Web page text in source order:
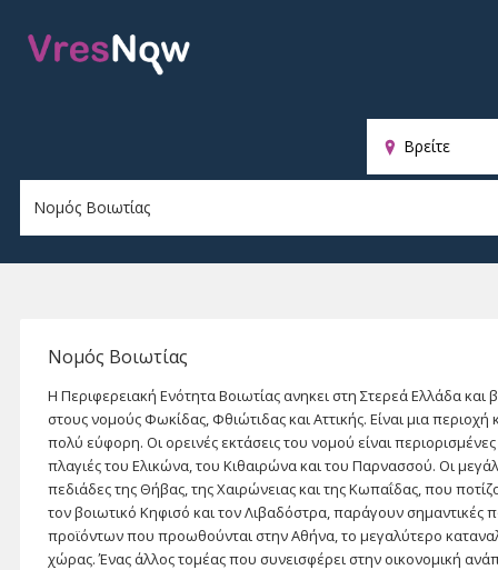
Νομός Βοιωτίας
Η Περιφερειακή Ενότητα Βοιωτίας ανηκει στη Στερεά Ελλάδα και
στους νομούς Φωκίδας, Φθιώτιδας και Αττικής. Είναι μια περιοχή
πολύ εύφορη. Οι ορεινές εκτάσεις του νομού είναι περιορισμένες
πλαγιές του Ελικώνα, του Κιθαιρώνα και του Παρνασσού. Οι
πεδιάδες της Θήβας, της Χαιρώνειας και της Κωπαΐδας, που
τον βοιωτικό Κηφισό και τον Λιβαδόστρα, παράγουν σημαντικές
προϊόντων που προωθούνται στην Αθήνα, το μεγαλύτερο
χώρας. Ένας άλλος τομέας που συνεισφέρει στην οικονομική